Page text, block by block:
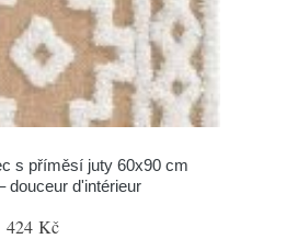
s příměsí juty 60x90 cm
douceur d'intérieur
424 Kč